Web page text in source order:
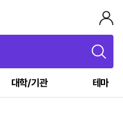
대학/기관 테마